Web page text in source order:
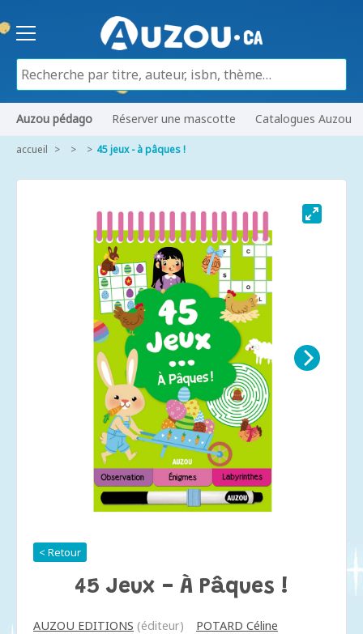
Auzou pédago Réserver une mascotte Catalogues Auzou
accueil 45 jeux - à pâques !
< Retour
45 Jeux - À Pâques !
AUZOU EDITIONS (éditeur)
POTARD Céline